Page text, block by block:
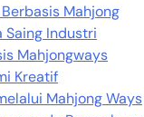
Mahjong
Saing Industri
Mahjongways
Kreatif
Mahjong Ways